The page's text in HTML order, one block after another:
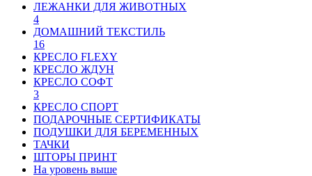
ЛЕЖАНКИ ДЛЯ ЖИВОТНЫХ
4
ДОМАШНИЙ ТЕКСТИЛЬ
16
КРЕСЛО FLEXY
КРЕСЛО ЖДУН
КРЕСЛО СОФТ
3
КРЕСЛО СПОРТ
ПОДАРОЧНЫЕ СЕРТИФИКАТЫ
ПОДУШКИ ДЛЯ БЕРЕМЕННЫХ
ТАЧКИ
ШТОРЫ ПРИНТ
На уровень выше